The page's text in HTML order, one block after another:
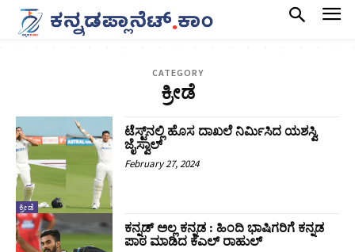
CATEGORY
ಕ್ರೀಡೆ
ಕ್ರೀಡೆ
ಟೆಸ್ಟ್​​ನಲ್ಲಿ ಹೊಸ ದಾಖಲೆ ನಿರ್ಮಿಸಿದ ಯಶಸ್ವಿ
ಜೈಸ್ವಾಲ್
February 27, 2024
ಕನ್ನಡ್ ಅಲ್ಲ ಕನ್ನಡ : ಹಿಂದಿ ಭಾಷಿಗರಿಗೆ ಕನ್ನಡ
ಪಾಠ ಮಾಡಿದ ಕೆಎಲ್ ರಾಹುಲ್